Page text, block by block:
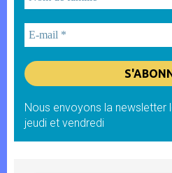
Nous envoyons la newsletter
jeudi et vendredi